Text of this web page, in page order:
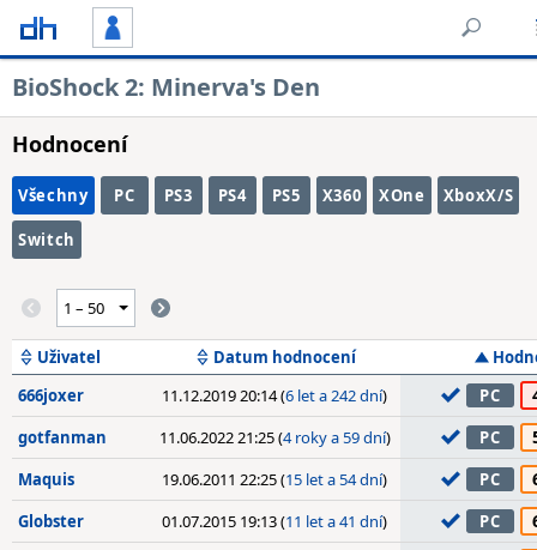
BioShock 2: Minerva's Den
Hodnocení
Všechny PC PS3 PS4 PS5 X360 XOne XboxX/S
Switch
Uživatel Datum hodnocení
666joxer
11.12.2019 20:14 (6 let a 242 dní) PC
gotfanman 11.06.2022 21:25 (4 roky a 59 dní) PC
Maquis 19.06.2011 22:25 (15 let a 54 dní) PC
Globster 01.07.2015 19:13 (11 let a 41 dní) PC